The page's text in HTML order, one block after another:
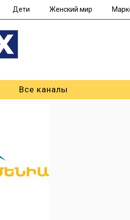
Дети Женский мир
Все каналы